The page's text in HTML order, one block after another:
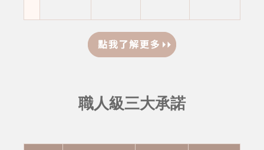
職人級三大承諾